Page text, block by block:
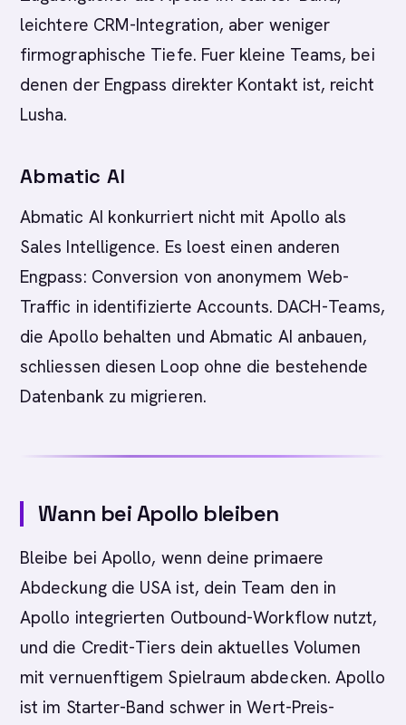
leichtere CRM-Integration, aber weniger
firmographische Tiefe. Fuer kleine Teams, bei
denen der Engpass direkter Kontakt ist, reicht
Lusha.
Abmatic AI
Abmatic AI konkurriert nicht mit Apollo als
Sales Intelligence. Es loest einen anderen
Engpass: Conversion von anonymem Web-
Traffic in identifizierte Accounts. DACH-Teams,
die Apollo behalten und Abmatic AI anbauen,
schliessen diesen Loop ohne die bestehende
Datenbank zu migrieren.
Wann bei Apollo bleiben
Bleibe bei Apollo, wenn deine primaere
Abdeckung die USA ist, dein Team den in
Apollo integrierten Outbound-Workflow nutzt,
und die Credit-Tiers dein aktuelles Volumen
mit vernuenftigem Spielraum abdecken. Apollo
ist im Starter-Band schwer in Wert-Preis-